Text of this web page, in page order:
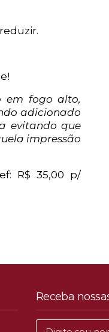
em fogo alto,
adicionado
evitando que
impressão
R$ 35,00 p/
Receba